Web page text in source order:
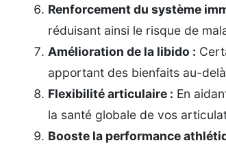
Renforcement du système
réduisant ainsi le risque de
Amélioration de la libido :
apportant des bienfaits au-
Flexibilité articulaire : En
la santé globale de vos
Booste la performance